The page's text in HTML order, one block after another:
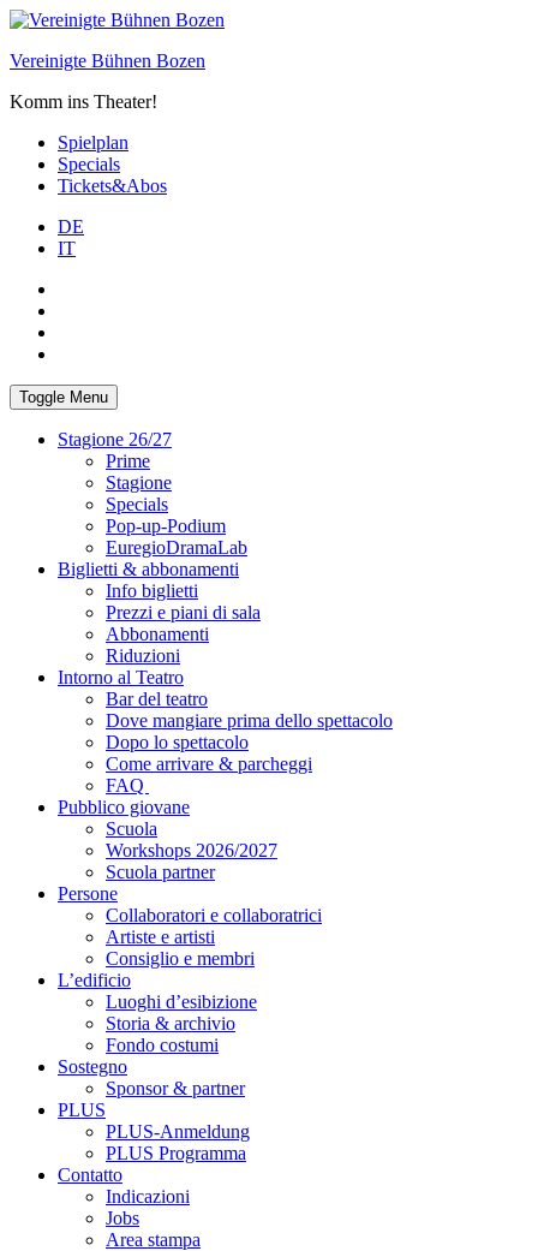
Skip
content
Vereinigte Bühnen Bozen
Komm ins Theater!
Spielplan
Specials
Tickets&Abos
DE
IT
Toggle Menu
Stagione 26/27
Prime
Stagione
Specials
Pop-up-Podium
EuregioDramaLab
Biglietti & abbonamenti
Info biglietti
Prezzi e piani di sala
Abbonamenti
Riduzioni
Intorno al Teatro
Bar del teatro
Dove mangiare prima dello spettacolo
Dopo lo spettacolo
Come arrivare & parcheggi
FAQ
Pubblico giovane
Scuola
Workshops 2026/2027
Scuola partner
Persone
Collaboratori e collaboratrici
Artiste e artisti
Consiglio e membri
L’edificio
Luoghi d’esibizione
Storia & archivio
Fondo costumi
Sostegno
Sponsor & partner
PLUS
PLUS-Anmeldung
PLUS Programma
Contatto
Indicazioni
Jobs
Area stampa